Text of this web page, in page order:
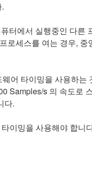
터에서 실행중인 다른
세스를 여는 경우,
어 타이밍을 사용하
Samples/s 의 속도로
다.
이밍을 사용해야 합니